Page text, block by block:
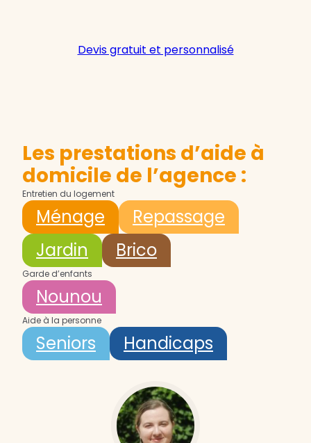
Devis gratuit et personnalisé
Les prestations d’aide à
domicile de l’agence :
Entretien du logement
Ménage
Repassage
Jardin
Brico
Garde d’enfants
Nounou
Aide à la personne
Seniors Handicaps